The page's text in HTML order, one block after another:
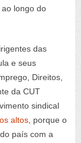
longo do
das
e seus
Direitos,
da CUT
sindical
altos, porque o
país com a